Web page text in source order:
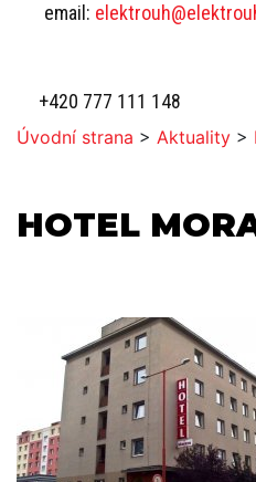
email:
+420 777 111 148
Úvodní strana > Aktuality >
HOTEL